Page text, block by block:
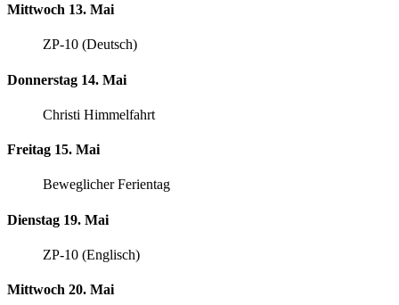
Mittwoch 13. Mai
ZP-10 (Deutsch)
Donnerstag 14. Mai
Christi Himmelfahrt
Freitag 15. Mai
Beweglicher Ferientag
Dienstag 19. Mai
ZP-10 (Englisch)
Mittwoch 20. Mai